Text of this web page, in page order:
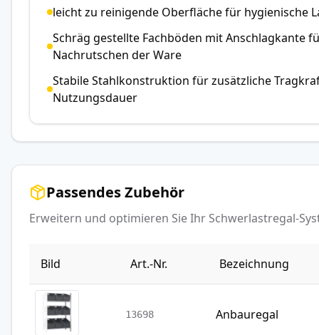
leicht zu reinigende Oberfläche für hygienische
Schräg gestellte Fachböden mit Anschlagkante
Nachrutschen der Ware
Stabile Stahlkonstruktion für zusätzliche
Nutzungsdauer
Passendes Zubehör
Erweitern und optimieren Sie Ihr Schwerlastregal-
Bild Art.-Nr. Bezeichnung
13698 Anbauregal